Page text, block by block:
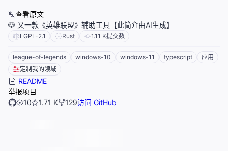
查看原文
🐶 又一款《英雄联盟》辅助工具【此简介由AI生成】
LGPL-2.1 Rust 1.11 K提交数
league-of-legends windows-10 windows-11 typescript
应用
定制我的领域
README
举报项目
10
1.71 K 129访问 GitHub